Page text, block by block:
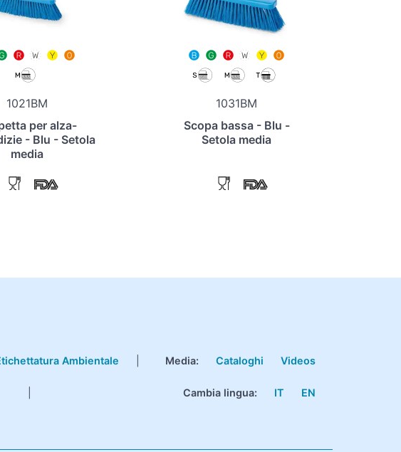
1021BM
per alza-
- Blu - Setola
media
1031BM
Scopa bassa - Blu -
Setola media
Ambientale Media: Cataloghi Videos
Cambia lingua: IT EN